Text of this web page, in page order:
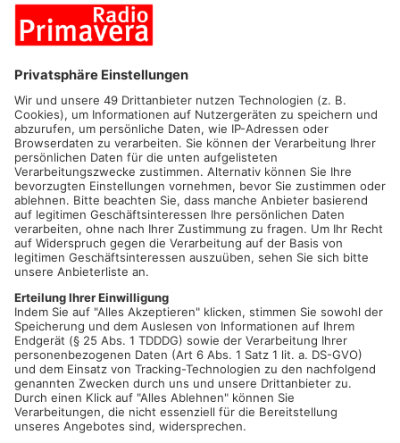
unbekannter Täter in ein Wohnhaus eingebrochen. Die Polizei
ermittelt und bittet die Bevölkerung um Mithilfe.
Der Einbruch ereignete sich nach Angaben der Polizei
zwischen 15 und 22 Uhr. Als die Familie am Abend nach Hause
zurückkehrte, fanden sie durchwühlte Schubladen und ein
aufgebrochenes Fenster vor.
Zugang durch aufgebrochenes Fenster
Der Täter gelangte durch das aufgebrochene Fenster ins Haus
und durchsuchte mehrere Räume. Dabei entwendete er Bargeld
und Schmuck im Wert von wenigen hundert Euro, bevor er
unerkannt flüchtete.
Sachschaden von rund 2.000 Euro
Neben dem gestohlenen Schmuck und Bargeld richtete der
Einbrecher erheblichen Sachschaden an. Das beschädigte
Fenster allein wird auf knapp 2.000 Euro geschätzt.
Polizei hofft auf Zeugenhinweise
Die Polizei bittet Anwohner und Passanten um Hinweise: Wer
zwischen 15 und 22 Uhr in Sailauf verdächtige Personen oder
Fahrzeuge gesehen hat, sollte sich umgehend bei der Polizei